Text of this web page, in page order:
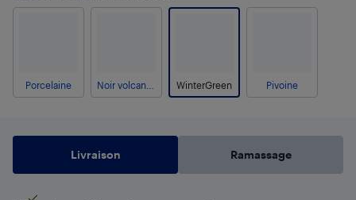
Porcelaine WinterGreen Pivoine
Livraison Ramassage